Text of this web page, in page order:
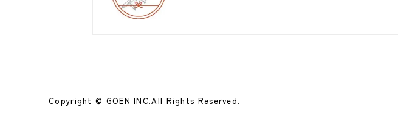
Copyright © GOEN INC.All Rights Reserved.